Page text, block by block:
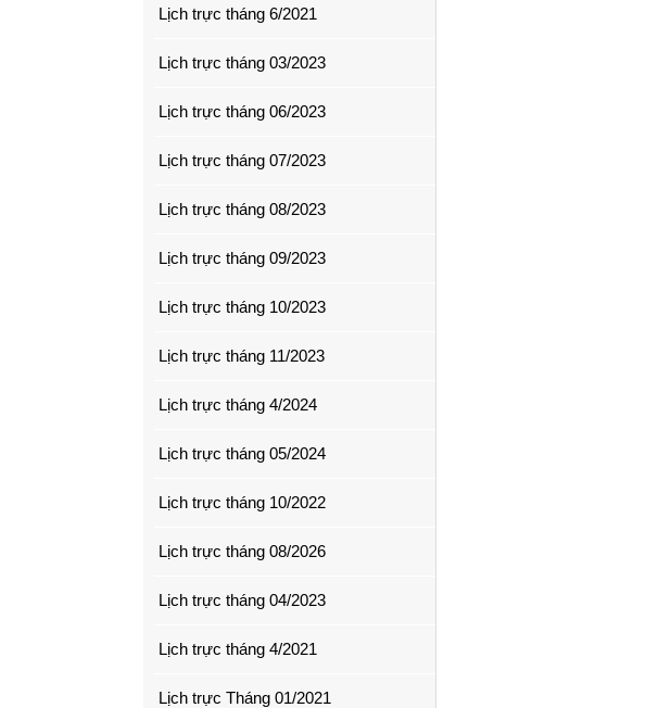
Lịch trực tháng 6/2021
Lịch trực tháng 03/2023
Lịch trực tháng 06/2023
Lịch trực tháng 07/2023
Lịch trực tháng 08/2023
Lịch trực tháng 09/2023
Lịch trực tháng 10/2023
Lịch trực tháng 11/2023
Lịch trực tháng 4/2024
Lịch trực tháng 05/2024
Lịch trực tháng 10/2022
Lịch trực tháng 08/2026
Lịch trực tháng 04/2023
Lịch trực tháng 4/2021
Lịch trực Tháng 01/2021